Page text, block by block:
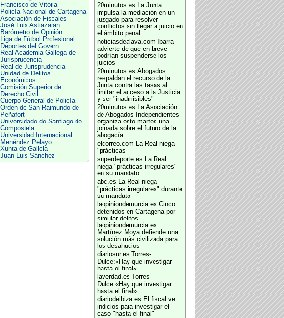
Francisco de Vitoria
Policía Nacional de Cartagena
Asociación de Fiscales
José Luis Astiazaran
Barómetro de Opinión
Liga de Fútbol Profesional
Deportes del Govern
Real Academia Gallega de
Jurisprudencia
Real de Jurisprudencia
Unidad de Delitos
Económicos
Comisión Superior de
Derecho Civil
Cuerpo General de Policía
Orden de San Raimundo de
Peñafort
Universidade de Santiago de
Compostela
Universidad Internacional
Menéndez Pelayo
Xunta de Galicia
Juan Luis Sánchez
20minutos.es La Junta
impulsa la mediación en un
juzgado para resolver
conflictos sin llegar a juicio en
el ámbito penal
noticiasdealava.com
Ibarra
advierte de que en breve
podrían suspenderse los
juicios
20minutos.es Abogados
respaldan el recurso de la
Junta contra las tasas al
limitar el acceso a la Justicia
y ser "inadmisibles"
20minutos.es La Asociación
de Abogados Independientes
organiza este martes una
jornada sobre el futuro de la
abogacía
elcorreo.com La Real niega
"prácticas
superdeporte.es La Real
niega "prácticas irregulares"
en su mandato
abc.es La Real niega
"prácticas irregulares" durante
su mandato
laopiniondemurcia.es Cinco
detenidos en Cartagena por
simular delitos
laopiniondemurcia.es
Martínez Moya defiende una
solución más civilizada para
los desahucios
diariosur.es
Torres-
Dulce:«Hay que investigar
hasta el final»
laverdad.es
Torres-
Dulce:«Hay que investigar
hasta el final»
diariodeibiza.es El fiscal ve
indicios para investigar el
caso "hasta el final"